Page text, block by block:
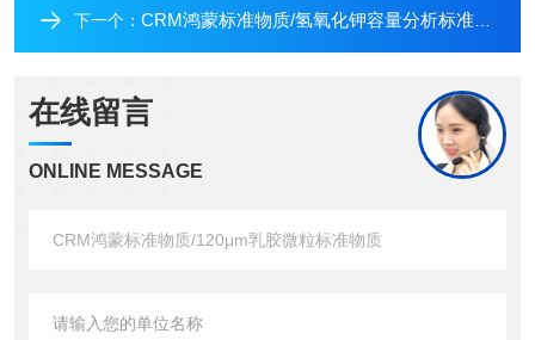
下一个： CRM鸿蒙标准物质/氢氧化钾容量分析标准物质
在线留言
ONLINE MESSAGE